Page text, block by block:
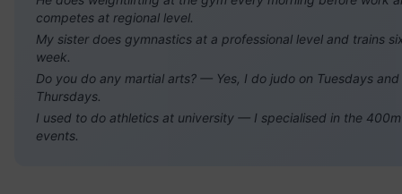
competes at regional level.
My sister does gymnastics at a professional level and trains
week.
Do you do any martial arts? — Yes, I do judo on Tuesdays
Thursdays.
I used to do athletics at university — I specialised in the
events.